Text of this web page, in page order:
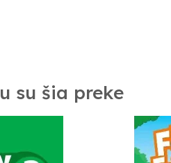
su šia preke